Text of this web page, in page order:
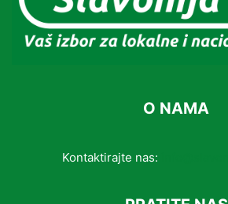
O NAMA
Kontaktirajte nas: